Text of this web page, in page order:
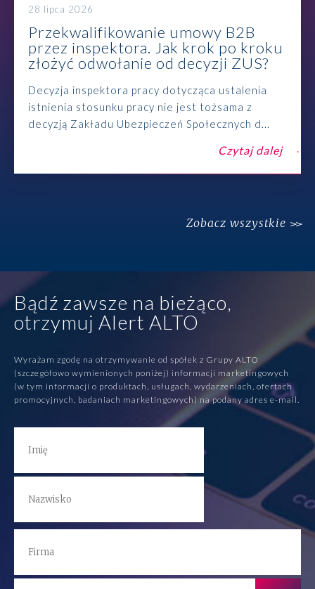
28 lipca 2026
Przekwalifikowanie umowy B2B
przez inspektora. Jak krok po kroku
złożyć odwołanie od decyzji ZUS?
Decyzja inspektora pracy dotycząca ustalenia
istnienia stosunku pracy nie jest tożsama z
decyzją Zakładu Ubezpieczeń Społecznych d...
Czytaj dalej
Zobacz wszystkie
Bądź zawsze na bieżąco,
otrzymuj Alert ALTO
Wyrażam zgodę na otrzymywanie od spółek z Grupy ALTO
(szczegółowo wymienionych poniżej) informacji marketingowych
(w tym informacji o produktach, usługach, wydarzeniach, ofertach
promocyjnych, badaniach marketingowych) na podany adres e-mail.